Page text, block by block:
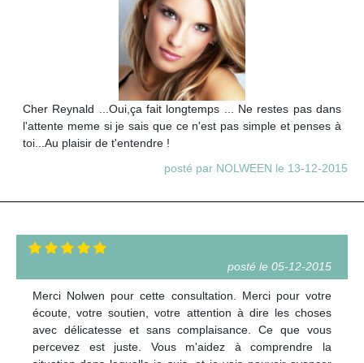
Cher Reynald ...Oui,ça fait longtemps ... Ne restes pas dans
l'attente meme si je sais que ce n'est pas simple et penses à
toi...Au plaisir de t'entendre !
posté par NOLWEEN le 13-12-2015
posté le 05-12-2015
Merci Nolwen pour cette consultation. Merci pour votre
écoute, votre soutien, votre attention à dire les choses
avec délicatesse et sans complaisance. Ce que vous
percevez est juste. Vous m'aidez à comprendre la